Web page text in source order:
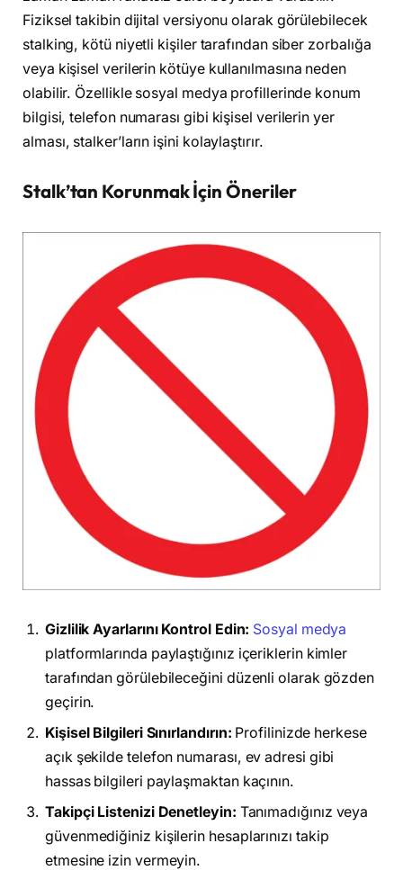
Fiziksel takibin dijital versiyonu olarak görülebilecek
stalking, kötü niyetli kişiler tarafından siber zorbalığa
veya kişisel verilerin kötüye kullanılmasına neden
olabilir. Özellikle sosyal medya profillerinde konum
bilgisi, telefon numarası gibi kişisel verilerin yer
alması, stalker’ların işini kolaylaştırır.
Stalk’tan Korunmak İçin Öneriler
Gizlilik Ayarlarını Kontrol Edin: Sosyal medya
platformlarında paylaştığınız içeriklerin kimler
tarafından görülebileceğini düzenli olarak gözden
geçirin.
Kişisel Bilgileri Sınırlandırın: Profilinizde herkese
açık şekilde telefon numarası, ev adresi gibi
hassas bilgileri paylaşmaktan kaçının.
Takipçi Listenizi Denetleyin: Tanımadığınız veya
güvenmediğiniz kişilerin hesaplarınızı takip
etmesine izin vermeyin.